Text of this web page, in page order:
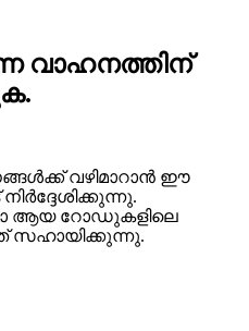
വാഹനത്തിന്
വഴിമാറാൻ ഈ
ആയ റോഡുകളിലെ
സഹായിക്കുന്നു.